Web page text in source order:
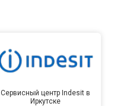
Сервисный центр Indesit в
Иркутске